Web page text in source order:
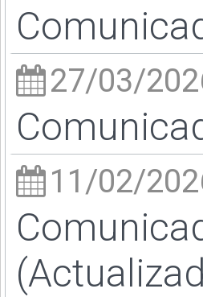
27/03/
11/02/